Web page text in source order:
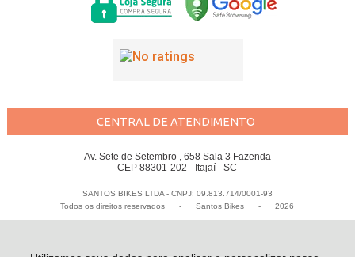
CENTRAL DE ATENDIMENTO
Av. Sete de Setembro , 658 Sala 3 Fazenda
CEP 88301-202 - Itajaí - SC
SANTOS BIKES LTDA - CNPJ: 09.813.714/0001-93
Todos os direitos reservados
- Santos Bikes - 2026